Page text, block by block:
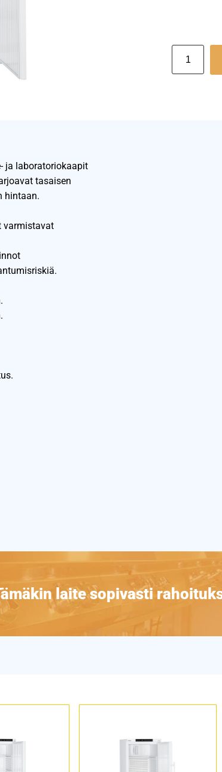
ja laboratoriokaapit
tasaisen
hintaan.
varmistavat
laite sopivasti